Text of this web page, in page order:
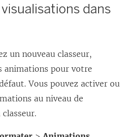
dans
un nouveau classeur,
animations pour votre
Vous pouvez activer ou
au niveau de